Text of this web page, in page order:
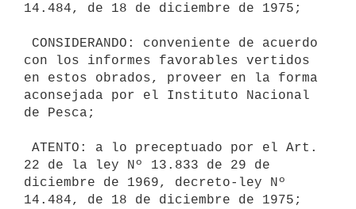
14.484, de 18 de diciembre de 1975;
con los informes favorables vertidos
en estos obrados, proveer en la forma
aconsejada por el Instituto Nacional
de Pesca;
22 de la ley Nº 13.833 de 29 de
diciembre de 1969, decreto-ley Nº
14.484, de 18 de diciembre de 1975;